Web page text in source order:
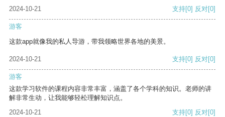
2024-10-21 支持[0] 反对[0]
游客
这款app就像我的私人导游，带我领略世界各地的美景。
2024-10-21 支持[0] 反对[0]
游客
这款学习软件的课程内容非常丰富，涵盖了各个学科的知识。老师的讲
解非常生动，让我能够轻松理解知识点。
2024-10-21
支持[0] 反对[0]